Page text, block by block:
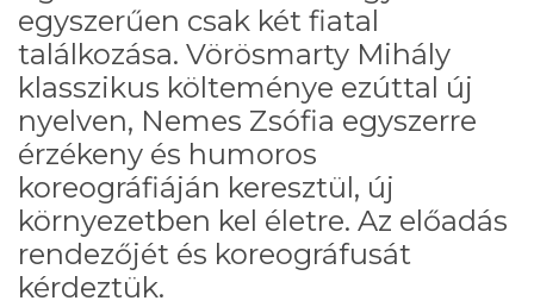
egyszerűen csak két fiatal
találkozása. Vörösmarty Mihály
klasszikus költeménye ezúttal új
nyelven, Nemes Zsófia egyszerre
érzékeny és humoros
koreográfiáján keresztül, új
környezetben kel életre. Az előadás
rendezőjét és koreográfusát
kérdeztük.